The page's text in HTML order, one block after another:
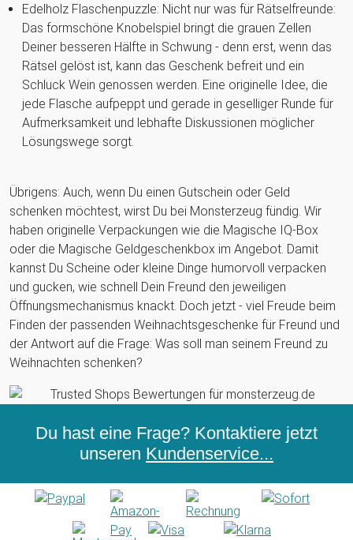
Edelholz Flaschenpuzzle: Nicht nur was für Rätselfreunde:
Das formschöne Knobelspiel bringt die grauen Zellen
Deiner besseren Hälfte in Schwung - denn erst, wenn das
Rätsel gelöst ist, kann das Geschenk befreit und ein
Schluck Wein genossen werden. Eine originelle Idee, die
jede Flasche aufpeppt und gerade in geselliger Runde für
Aufmerksamkeit und lebhafte Diskussionen möglicher
Lösungswege sorgt.
Übrigens: Auch, wenn Du einen Gutschein oder Geld
schenken möchtest, wirst Du bei Monsterzeug fündig. Wir
haben originelle Verpackungen wie die Magische IQ-Box
oder die Magische Geldgeschenkbox im Angebot. Damit
kannst Du Scheine oder kleine Dinge humorvoll verpacken
und gucken, wie schnell Dein Freund den jeweiligen
Öffnungsmechanismus knackt. Doch jetzt - viel Freude beim
Finden der passenden Weihnachtsgeschenke für Freund und
der Antwort auf die Frage: Was soll man seinem Freund zu
Weihnachten schenken?
Du hast eine Frage? Kontaktiere jetzt
unseren Kundenservice...